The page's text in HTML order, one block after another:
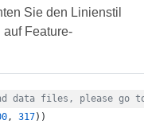
Sie den Linienstil
Feature-
data files, please go
, 317) )